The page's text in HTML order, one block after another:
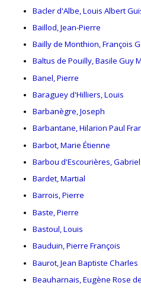
Bacler d'Albe, Louis Albert
Baillod, Jean-Pierre
Bailly de Monthion, François
Baltus de Pouilly, Basile Guy
Banel, Pierre
Baraguey d'Hilliers, Louis
Barbanègre, Joseph
Barbantane, Hilarion Paul
Barbot, Marie Étienne
Barbou d'Escourières, Gabriel
Bardet, Martial
Barrois, Pierre
Baste, Pierre
Bastoul, Louis
Bauduin, Pierre François
Baurot, Jean Baptiste Charles
Beauharnais, Eugène Rose de